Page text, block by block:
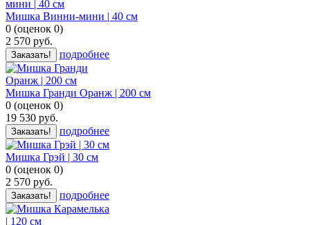
Мишка Винни-мини | 40 см
0 (оценок 0)
2 570 руб.
Заказать! подробнее
Мишка Гранди Оранж | 200 см
0 (оценок 0)
19 530 руб.
Заказать! подробнее
Мишка Грэй | 30 см
0 (оценок 0)
2 570 руб.
Заказать! подробнее